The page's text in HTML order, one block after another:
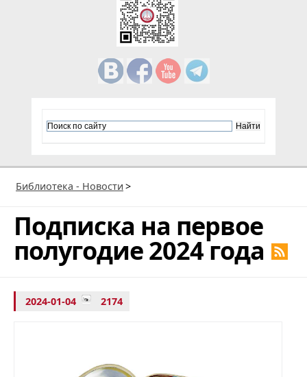
Библиотека - Новости >
Подписка на первое
полугодие 2024 года
2024-01-04 2174